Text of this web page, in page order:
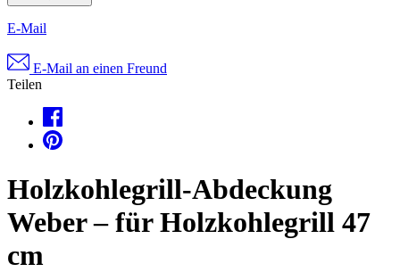
E-Mail
E-Mail an einen Freund
Teilen
Holzkohlegrill-Abdeckung
Weber – für Holzkohlegrill 47
cm